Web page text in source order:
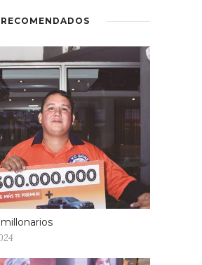
RECOMENDADOS